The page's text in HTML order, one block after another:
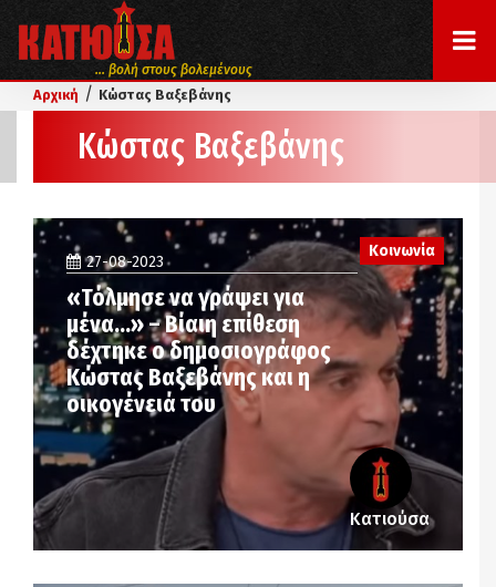
... βολή στους βολεμένους
Αρχική / Κώστας Βαξεβάνης
Κώστας Βαξεβάνης
Κοινωνία
27-08-2023
«Τόλμησε να γράψει για
μένα…» – Βίαιη επίθεση
δέχτηκε ο δημοσιογράφος
Κώστας Βαξεβάνης και η
οικογένειά του
Κατιούσα